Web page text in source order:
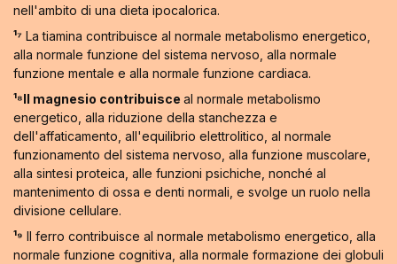
nell'ambito di una dieta ipocalorica.
¹⁷ La tiamina contribuisce al normale metabolismo energetico,
alla normale funzione del sistema nervoso, alla normale
funzione mentale e alla normale funzione cardiaca.
¹⁸Il magnesio contribuisce al normale metabolismo
energetico, alla riduzione della stanchezza e
dell'affaticamento, all'equilibrio elettrolitico, al normale
funzionamento del sistema nervoso, alla funzione muscolare,
alla sintesi proteica, alle funzioni psichiche, nonché al
mantenimento di ossa e denti normali, e svolge un ruolo nella
divisione cellulare.
¹⁹ Il ferro contribuisce al normale metabolismo energetico, alla
normale funzione cognitiva, alla normale formazione dei globuli